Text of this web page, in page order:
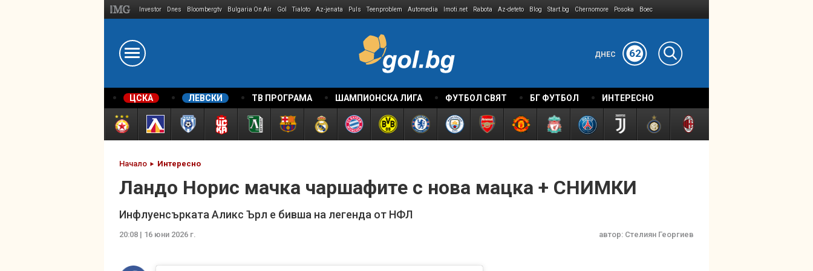
Investor Dnes Bloombergtv Bulgaria On Air Gol Tialoto Az-jenata Puls Teenproblem Automedia Imoti.net Rabota Az-deteto Blog Start.bg Chernomore Posoka Boec
ДНЕС 62
ЦСКА ЛЕВСКИ ТВ ПРОГРАМА ШАМПИОНСКА ЛИГА ФУТБОЛ СВЯТ БГ ФУТБОЛ ИНТЕРЕСНО
Начало Интересно
Ландо Норис мачка чаршафите с нова мацка + СНИМКИ
Инфлуенсърката Аликс Ърл е бивша на легенда от НФЛ
20:08 | 16 юни 2026 г. автор: Стелиян Георгиев